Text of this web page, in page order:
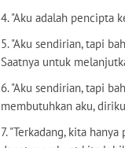
4. "Aku adalah pencipta
5. "Aku sendirian, tapi
Saatnya untuk
6. "Aku sendirian, tapi
membutuhkan aku,
7. "Terkadang, kita